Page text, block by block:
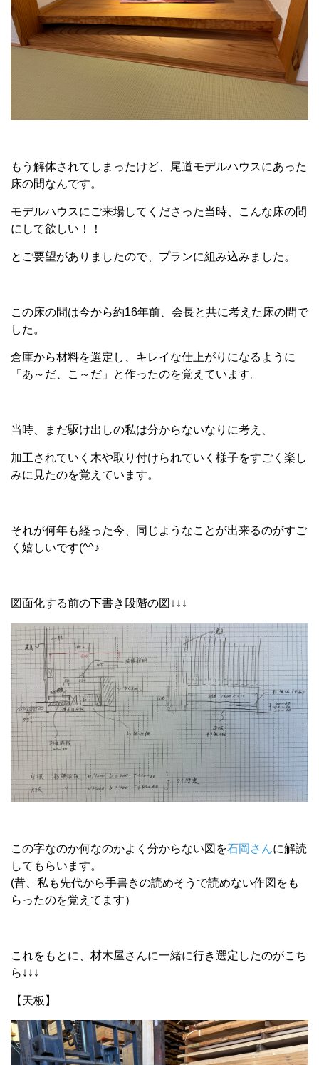
もう解体されてしまったけど、尾道モデルハウスにあった
床の間なんです。
モデルハウスにご来場してくださった当時、こんな床の間
にして欲しい！！
とご要望がありましたので、プランに組み込みました。
この床の間は今から約16年前、会長と共に考えた床の間で
した。
倉庫から材料を選定し、キレイな仕上がりになるように
「あ～だ、こ～だ」と作ったのを覚えています。
当時、まだ駆け出しの私は分からないなりに考え、
加工されていく木や取り付けられていく様子をすごく楽し
みに見たのを覚えています。
それが何年も経った今、同じようなことが出来るのがすご
く嬉しいです(^^♪
図面化する前の下書き段階の図↓↓↓
この字なのか何なのかよく分からない図を石岡さんに解読
してもらいます。
(昔、私も先代から手書きの読めそうで読めない作図をも
らったのを覚えてます）
これをもとに、材木屋さんに一緒に行き選定したのがこち
ら↓↓↓
【天板】